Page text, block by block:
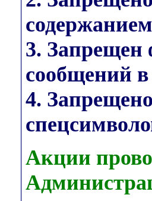
3. Запрещен
сообщений
4.
Акции